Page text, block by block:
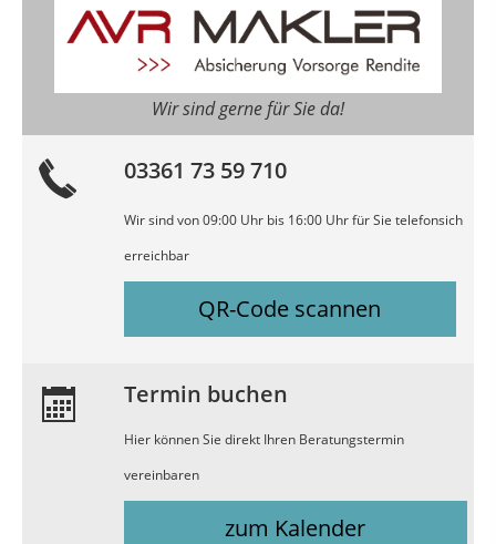
Wir sind gerne für Sie da!
03361 73 59 710
Wir sind von 09:00 Uhr bis 16:00 Uhr für Sie telefonsich
erreichbar
QR-Code scannen
Termin buchen
Hier können Sie direkt Ihren Beratungstermin
vereinbaren
zum Kalender